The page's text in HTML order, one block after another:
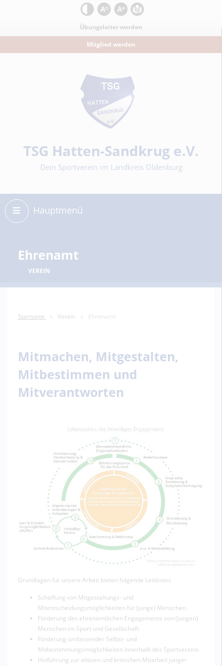
KontrastSchrift zurücksetzen
Schrift vergrößern
Übungsleiter werden
Mitglied werden
Sportverein
TSG Hatten-Sandkrug e.V.
Dein Sportverein im Landkreis Oldenburg
Hauptmenü
Ehrenamt
VEREIN
Startseite Verein Ehrenamt
Mitmachen, Mitgestalten,
Mitbestimmen und
Mitverantworten
Grundlagen für unsere Arbeit bieten folgende Leitlinien:
Schaffung von Mitgestaltungs- und
Mitentscheidungsmöglichkeiten für (junge) Menschen.
Förderung des ehrenamtlichen Engagements von (jungen)
Menschen im Sport und Gesellschaft.
Förderung umfassender Selbst- und
Mitbestimmungsmöglichkeiten innerhalb des Sportvereins
Hinführung zur aktiven und kritischen Mitarbeit junger